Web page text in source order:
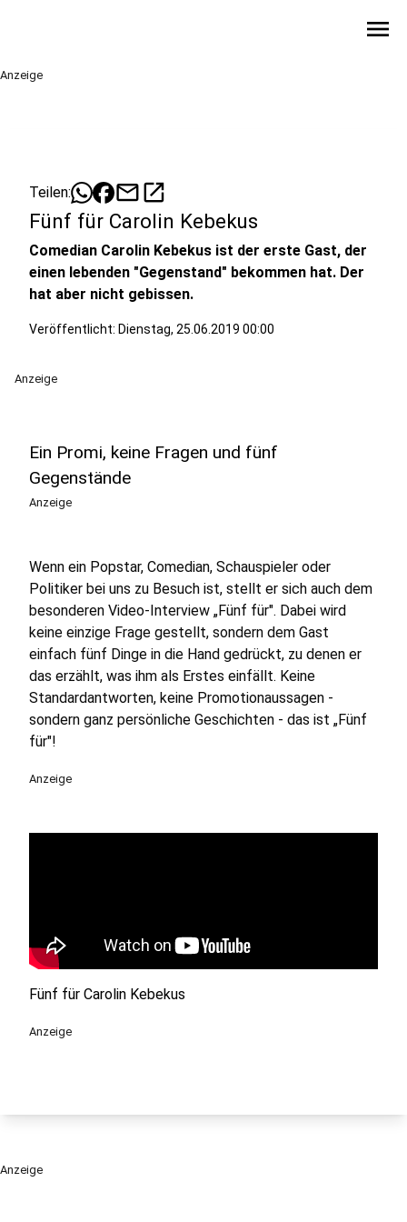
menu
Anzeige
Teilen: mailopen_in_new
Fünf für Carolin Kebekus
Comedian Carolin Kebekus ist der erste Gast, der
einen lebenden "Gegenstand" bekommen hat. Der
hat aber nicht gebissen.
Veröffentlicht: Dienstag, 25.06.2019 00:00
Anzeige
Ein Promi, keine Fragen und fünf
Gegenstände
Anzeige
Wenn ein Popstar, Comedian, Schauspieler oder
Politiker bei uns zu Besuch ist, stellt er sich auch dem
besonderen Video-Interview „Fünf für". Dabei wird
keine einzige Frage gestellt, sondern dem Gast
einfach fünf Dinge in die Hand gedrückt, zu denen er
das erzählt, was ihm als Erstes einfällt. Keine
Standardantworten, keine Promotionaussagen -
sondern ganz persönliche Geschichten - das ist „Fünf
für"!
Anzeige
Fünf für Carolin Kebekus
Anzeige
Anzeige